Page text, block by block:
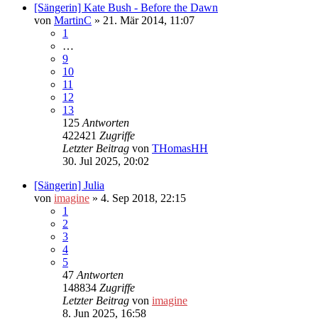
[Sängerin] Kate Bush - Before the Dawn
von MartinC » 21. Mär 2014, 11:07
1
…
9
10
11
12
13
125 Antworten
422421 Zugriffe
Letzter Beitrag von THomasHH
30. Jul 2025, 20:02
[Sängerin] Julia
von imagine » 4. Sep 2018, 22:15
1
2
3
4
5
47 Antworten
148834 Zugriffe
Letzter Beitrag von imagine
8. Jun 2025, 16:58